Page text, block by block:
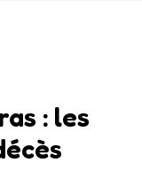
: les